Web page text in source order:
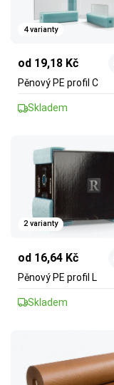
4 varianty
od 19,18 Kč
Pěnový PE profil C
Skladem
2 varianty
od 16,64 Kč
Pěnový PE profil L
Skladem